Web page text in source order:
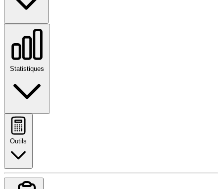
Statistiques
Outils